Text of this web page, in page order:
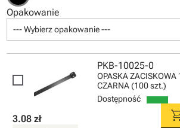
Opakowanie
--- Wybierz opakowanie ---
PKB-10025-0
OPASKA
CZARNA (100 szt.)
Dostępność
3.08 zł